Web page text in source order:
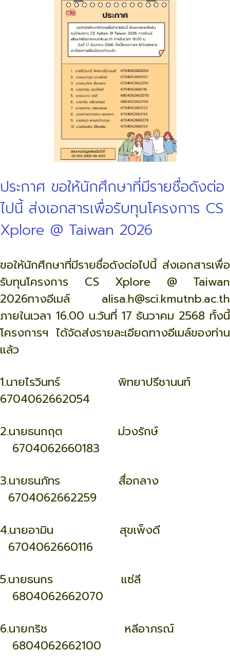
ประกาศ ขอให้นักศึกษาที่มีรายชื่อดังต่อ
ไปนี้ ส่งเอกสารเพื่อรับทุนโครงการ CS
Xplore @ Taiwan 2026
ขอให้นักศึกษาที่มีรายชื่อดังต่อไปนี้ ส่งเอกสารเพื่อ
รับทุนโครงการ CS Xplore @ Taiwan
2026ทางอีเมล์ alisa.h@sci.kmutnb.ac.th
ภายในเวลา 16.00 น.วันที่ 17 ธันวาคม 2568 ทั้งนี้
โครงการฯ ได้จัดส่งรายละเอียดทางอีเมล์ของท่าน
แล้ว
1.นายไรวินทร์ พิทยาปรีชานนท์
6704062662054
2.นายธนกฤต ม่วงรักษ์
6704062660183
3.นายธนภัทร สื่อกลาง
6704062662259
4.นายอามิน สุขเพ็งดี
6704062660116
5.นายธนกร แซ่ลี
6804062662070
6.นายกริช หลีอาภรณ์
6804062662100